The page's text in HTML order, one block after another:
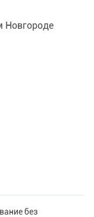
Новгороде
без